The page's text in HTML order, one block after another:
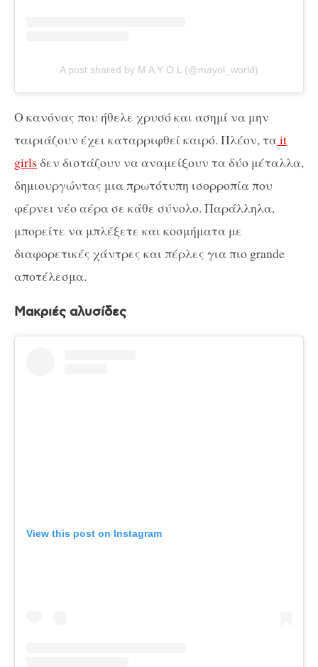
A post shared by M A Y O L (@mayol_world)
Ο κανόνας που ήθελε χρυσό και ασημί να μην
ταιριάζουν έχει καταρριφθεί καιρό. Πλέον, ταit
girls δεν διστάζουν να αναμείξουν τα δύο μέταλλα,
δημιουργώντας μια πρωτότυπη ισορροπία που
φέρνει νέο αέρα σε κάθε σύνολο. Παράλληλα,
μπορείτε να μπλέξετε και κοσμήματα με
διαφορετικές χάντρες και πέρλες για πιο grande
αποτέλεσμα.
Μακριές αλυσίδες
View this post on Instagram